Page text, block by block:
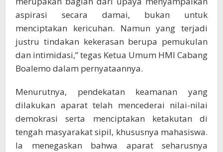
aspirasi secara damai, bukan untuk
menciptakan kericuhan. Namun yang terjadi
justru tindakan kekerasan berupa pemukulan
dan intimidasi,” tegas Ketua Umum HMI Cabang
Boalemo dalam pernyataannya.
Menurutnya, pendekatan keamanan yang
dilakukan aparat telah mencederai nilai-nilai
demokrasi serta menciptakan ketakutan di
tengah masyarakat sipil, khususnya mahasiswa.
Ia menegaskan bahwa aparat seharusnya